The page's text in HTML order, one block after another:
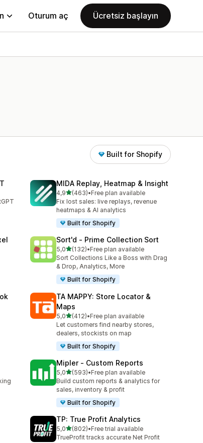
Oturum aç Ücretsiz başlayın
Built for Shopify
MIDA Replay, Heatmap & Insight
4,95 yıldız üzerinden
(463)
toplam 463 değerlendirme
•Free plan available
Fix lost sales: live replays, revenue
heatmaps & AI analytics
Built for Shopify
Sort'd ‑ Prime Collection Sort
5,05 yıldız üzerinden
(132)
toplam 132 değerlendirme
•Free plan available
Sort Collections Like a Boss with Drag
& Drop, Analytics, More
Built for Shopify
TA MAPPY: Store Locator &
Maps
5,05 yıldız üzerinden
(412)
toplam 412 değerlendirme
•Free plan available
Let customers find nearby stores,
dealers, stockists on map
Built for Shopify
Mipler ‑ Custom Reports
5,05 yıldız üzerinden
(593)
toplam 593 değerlendirme
•Free plan available
Build custom reports & analytics for
sales, inventory & profit
Built for Shopify
TP: True Profit Analytics
5,05 yıldız üzerinden
(802)
toplam 802 değerlendirme
•Free trial available
TrueProfit tracks accurate Net Profit